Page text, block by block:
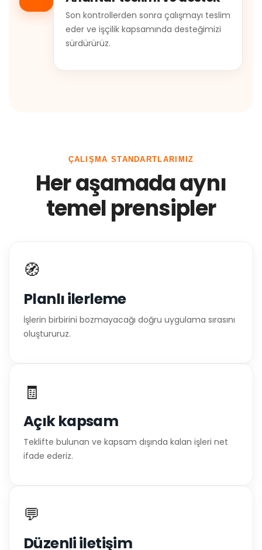
Son kontrollerden sonra çalışmayı teslim
eder ve işçilik kapsamında desteğimizi
sürdürürüz.
ÇALIŞMA STANDARTLARIMIZ
Her aşamada aynı
temel prensipler
🧭
Planlı ilerleme
İşlerin birbirini bozmayacağı doğru uygulama sırasını
oluştururuz.
🧾
Açık kapsam
Teklifte bulunan ve kapsam dışında kalan işleri net
ifade ederiz.
💬
Düzenli iletişim